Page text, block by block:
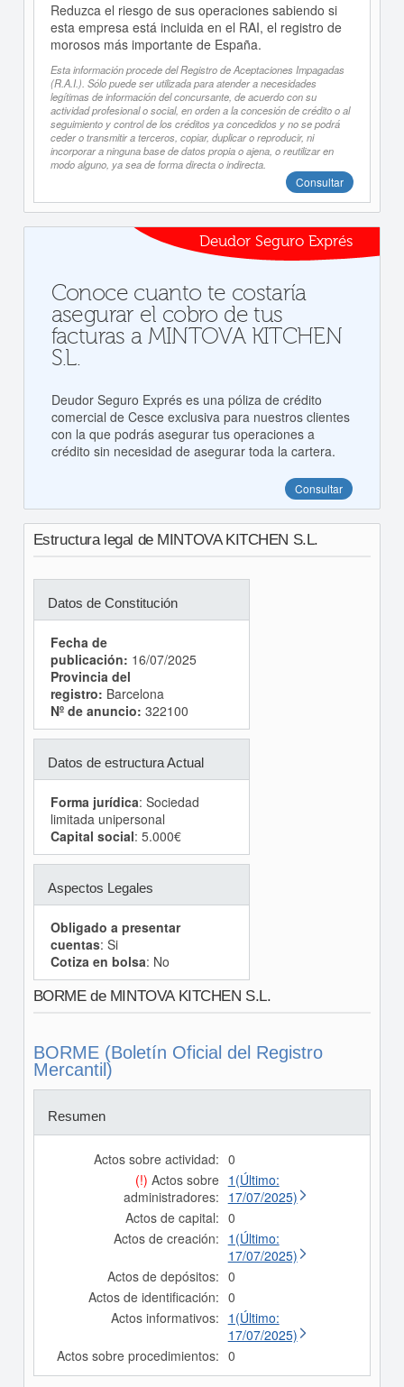
Reduzca el riesgo de sus operaciones sabiendo si
esta empresa está incluida en el RAI, el registro de
morosos más importante de España.
Esta información procede del Registro de Aceptaciones Impagadas
(R.A.I.). Sólo puede ser utilizada para atender a necesidades
legítimas de información del concursante, de acuerdo con su
actividad profesional o social, en orden a la concesión de crédito o al
seguimiento y control de los créditos ya concedidos y no se podrá
ceder o transmitir a terceros, copiar, duplicar o reproducir, ni
incorporar a ninguna base de datos propia o ajena, o reutilizar en
modo alguno, ya sea de forma directa o indirecta.
Consultar
Deudor Seguro Exprés
Conoce cuanto te costaría
asegurar el cobro de tus
facturas a MINTOVA KITCHEN
S.L.
Deudor Seguro Exprés es una póliza de crédito
comercial de Cesce exclusiva para nuestros clientes
con la que podrás asegurar tus operaciones a
crédito sin necesidad de asegurar toda la cartera.
Consultar
Estructura legal de MINTOVA KITCHEN S.L.
Datos de Constitución
Fecha de
publicación: 16/07/2025
Provincia del
registro: Barcelona
Nº de anuncio: 322100
Datos de estructura Actual
Forma jurídica: Sociedad
limitada unipersonal
Capital social: 5.000€
Aspectos Legales
Obligado a presentar
cuentas: Si
Cotiza en bolsa: No
BORME de MINTOVA KITCHEN S.L.
BORME (Boletín Oficial del Registro
Mercantil)
Resumen
Actos sobre actividad: 0
(!) Actos sobre
administradores:
1(Último:
17/07/2025)
Actos de capital: 0
Actos de creación: 1(Último:
17/07/2025)
Actos de depósitos: 0
Actos de identificación: 0
Actos informativos: 1(Último:
17/07/2025)
Actos sobre procedimientos: 0